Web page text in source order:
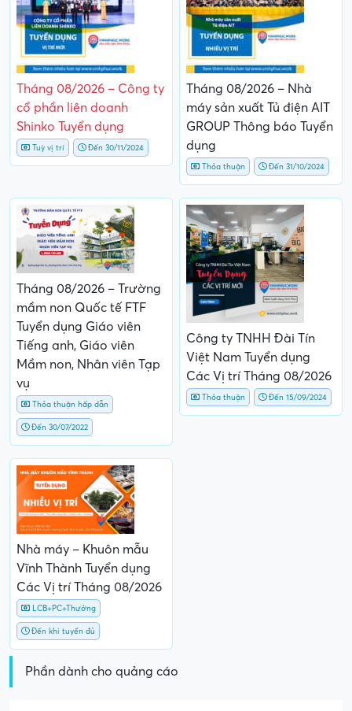
Tháng 08/2026 – Công ty
cổ phần liên doanh
Shinko Tuyển dụng
Tuỳ vị trí Đến 30/11/2024
Tháng 08/2026 – Nhà
máy sản xuất Tủ điện AIT
GROUP Thông báo Tuyển
dụng
Thỏa thuận Đến 31/10/2024
Tháng 08/2026 – Trường
mầm non Quốc tế FTF
Tuyển dụng Giáo viên
Tiếng anh, Giáo viên
Mầm non, Nhân viên Tạp
vụ
Thỏa thuận hấp dẫn
Đến 30/07/2022
Công ty TNHH Đài Tín
Việt Nam Tuyển dụng
Các Vị trí Tháng 08/2026
Thỏa thuận Đến 15/09/2024
Nhà máy – Khuôn mẫu
Vĩnh Thành Tuyển dụng
Các Vị trí Tháng 08/2026
LCB+PC+Thưởng
Đến khi tuyển đủ
Phần dành cho quảng cáo